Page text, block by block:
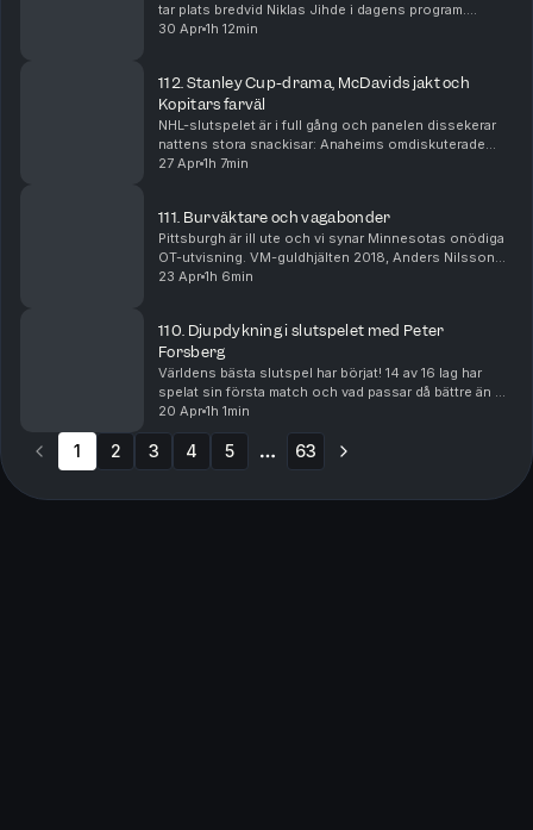
tar plats bredvid Niklas Jihde i dagens program.
Slutspelsträdet börjar sätta sig och bland annat
30 Apr 1h 12min
112. Stanley Cup-drama, McDavids jakt och
Kopitars farväl
NHL-slutspelet är i full gång och panelen dissekerar
nattens stora snackisar: Anaheims omdiskuterade
sudden-mål mot Edmonton, McDavids fortsatta jakt på
27 Apr 1h 7min
111. Burväktare och vagabonder
Pittsburgh är ill ute och vi synar Minnesotas onödiga
OT-utvisning. VM-guldhjälten 2018, Anders Nilsson
gästar direkt från Slovakien och pratar talangfulla
23 Apr 1h 6min
110. Djupdykning i slutspelet med Peter
Forsberg
Världens bästa slutspel har börjat! 14 av 16 lag har
spelat sin första match och vad passar då bättre än en
djupdykning i alla match ups i Stanley Cup-slutspelets
första omgång tillsammans med Jonatan...
20 Apr 1h 1min
1 2 3 4 5 63